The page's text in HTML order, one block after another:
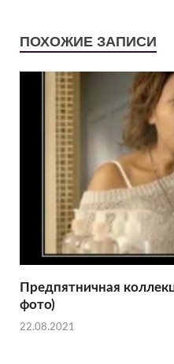
ПОХОЖИЕ ЗАПИСИ
Предпятничная
фото)
22.08.2021